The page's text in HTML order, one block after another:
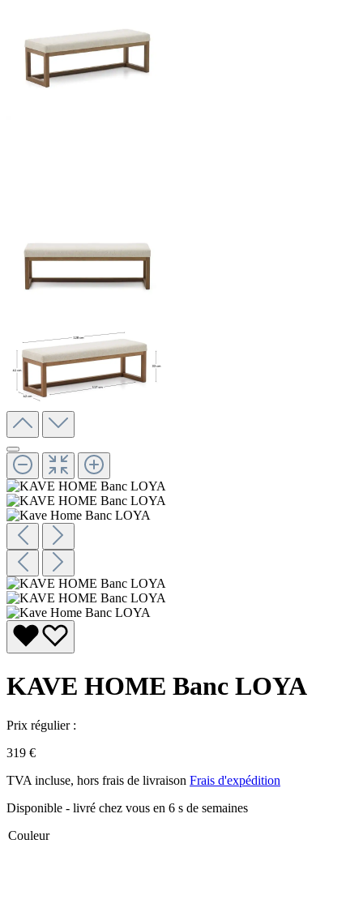
KAVE HOME Banc LOYA
Prix régulier :
319 €
TVA incluse, hors frais de livraison Frais d'expédition
Disponible - livré chez vous en 6 s de semaines
Couleur